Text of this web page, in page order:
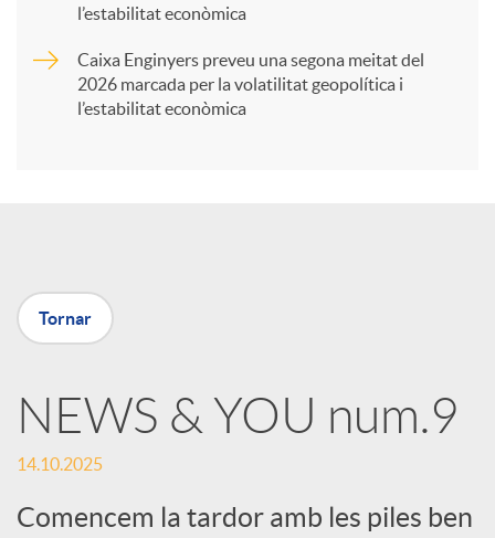
X
r
x
l’estabilitat econòmica
Caixa Enginyers preveu una segona meitat del
2026 marcada per la volatilitat geopolítica i
l’estabilitat econòmica
Tornar
NEWS & YOU num.9
14.10.2025
Comencem la tardor amb les piles ben